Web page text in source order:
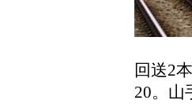
回送2
20。山